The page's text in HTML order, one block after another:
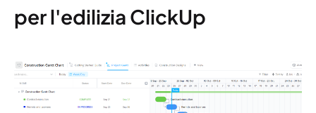
per l'edilizia ClickUp